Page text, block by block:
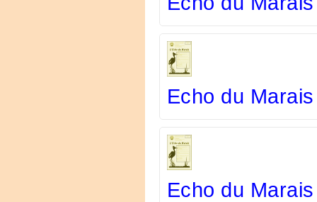
Echo du
Echo du